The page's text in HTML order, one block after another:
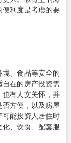
利度是考虑的要
、食品等安全的
在的房产投资需
有人文关怀，并
方便，以及房屋
能投资人居住时
、饮食、配套服